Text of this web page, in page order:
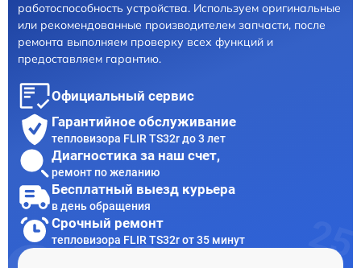
работоспособность устройства. Используем оригинальные
или рекомендованные производителем запчасти, после
ремонта выполняем проверку всех функций и
предоставляем гарантию.
Официальный сервис
Гарантийное обслуживание
тепловизора FLIR TS32r до 3 лет
Диагностика за наш счет,
ремонт по желанию
Бесплатный выезд курьера
в день обращения
Срочный ремонт
тепловизора FLIR TS32r от 35 минут